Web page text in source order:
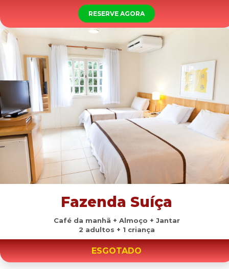
RESERVE AGORA
Fazenda Suíça
Café da manhã + Almoço + Jantar
2 adultos + 1 criança
ESGOTADO